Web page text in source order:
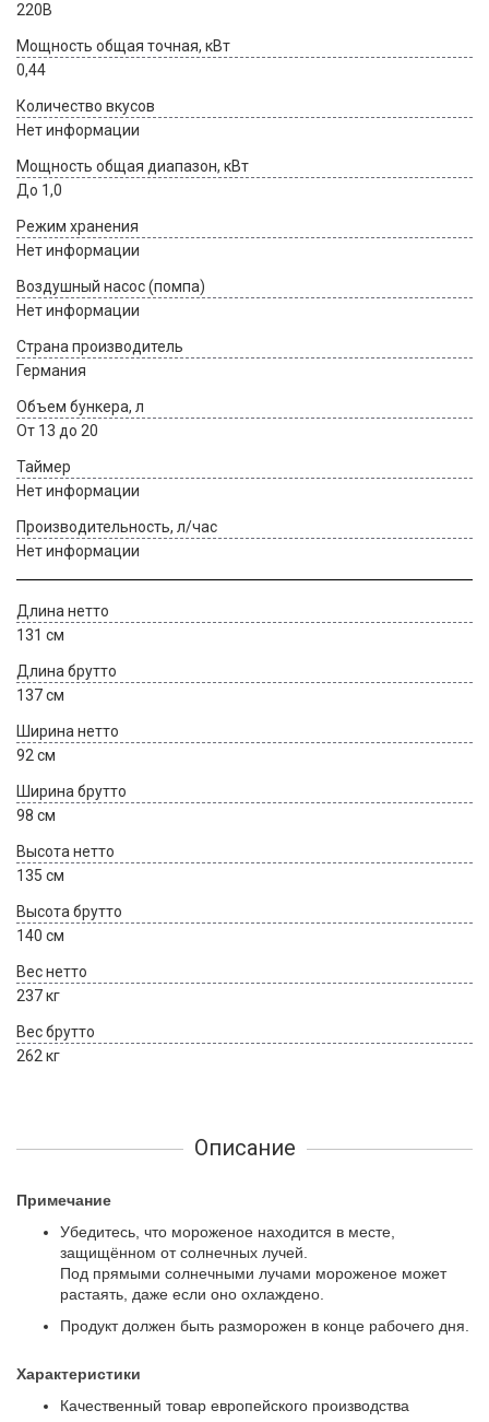
220В
Мощность общая точная, кВт
0,44
Количество вкусов
Нет информации
Мощность общая диапазон, кВт
До 1,0
Режим хранения
Нет информации
Воздушный насос (помпа)
Нет информации
Страна производитель
Германия
Объем бункера, л
От 13 до 20
Таймер
Нет информации
Производительность, л/час
Нет информации
Длина нетто
131 см
Длина брутто
137 см
Ширина нетто
92 см
Ширина брутто
98 см
Высота нетто
135 см
Высота брутто
140 см
Вес нетто
237 кг
Вес брутто
262 кг
Описание
Примечание
Убедитесь, что мороженое находится в месте,
защищённом от солнечных лучей.
Под прямыми солнечными лучами мороженое может
растаять, даже если оно охлаждено.
Продукт должен быть разморожен в конце рабочего дня.
Характеристики
Качественный товар европейского производства